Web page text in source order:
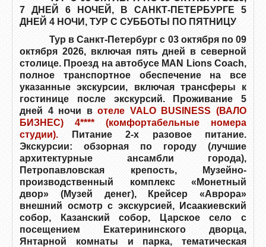
7 ДНЕЙ 6 НОЧЕЙ, В САНКТ-ПЕТЕРБУРГЕ 5
ДНЕЙ 4 НОЧИ, ТУР С СУББОТЫ ПО ПЯТНИЦУ
Тур в Санкт-Петербург с 03 октября по 09
октября 2026, включая пять дней в северной
столице. Проезд на автобусе MAN Lions Coach,
полное транспортное обеспечение на все
указанные экскурсии, включая трансферы к
гостинице после экскурсий. Проживание 5
дней 4 ночи вотеле VALO BUSINESS (ВАЛО
БИЗНЕС) 4**** (комфортабельные номера
студии). Питание 2-х разовое питание.
Экскурсии: обзорная по городу (лучшие
архитектурные ансамбли города),
Петропавловская крепость, Музейно-
производственный комплекс «Монетный
двор» (Музей денег), Крейсер «Аврора»
внешний осмотр с экскурсией, Исаакиевский
собор, Казанский собор, Царское село с
посещением Екатерининского дворца,
Янтарной комнаты и парка, тематическая